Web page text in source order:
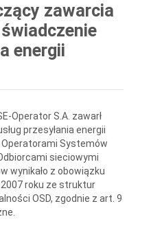
zawarcia
energii
Operator S.A. zawarł
przesyłania energii
Systemów
sieciowymi
wynikało z obowiązku
roku ze struktur
OSD, zgodnie z art. 9